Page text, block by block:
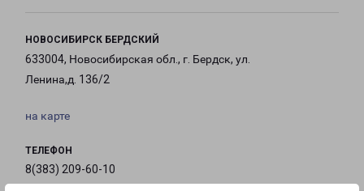
НОВОСИБИРСК БЕРДСКИЙ
633004, Новосибирская обл., г. Бердск, ул.
Ленина,д. 136/2
на карте
ТЕЛЕФОН
8(383) 209-60-10